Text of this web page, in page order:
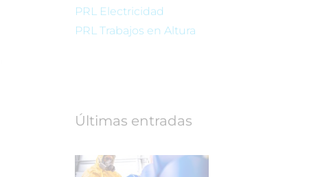
PRL Electricidad
PRL Trabajos en Altura
Últimas entradas